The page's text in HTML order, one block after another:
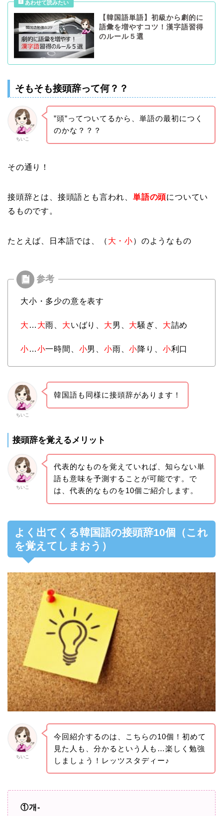
【韓国語単語】初級から劇的に
語彙を増やすコツ！漢字語習得
のルール５選
そもそも接頭辞って何？？
ちいこ
”頭”ってついてるから、単語の最初につく
のかな？？？
その通り！
接頭辞とは、接頭語とも言われ、単語の頭についてい
るものです。
たとえば、日本語では、（ 大・小）のようなもの
大小・多少の意を表す
大 … 大雨、 大いばり、 大男、 大騒ぎ、 大詰め
小…小一時間、 小男、小雨、小降り、 小利口
ちいこ
韓国語も同様に接頭辞があります！
接頭辞を覚えるメリット
ちいこ
代表的なものを覚えていれば、知らない単
語も意味を予測することが可能です。で
は、代表的なものを10個ご紹介します。
よく出てくる韓国語の接頭辞10個（これ
を覚えてしまおう）
ちいこ
今回紹介するのは、こちらの10個！初めて
見た人も、分かるという人も…楽しく勉強
しましょう！レッツスタディー♪
①개-